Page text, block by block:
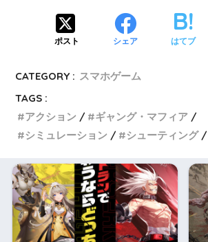
ポスト シェア はてブ
CATEGORY : スマホゲーム
TAGS :
アクション
ギャング・マフィア
シミュレーション
シューティング